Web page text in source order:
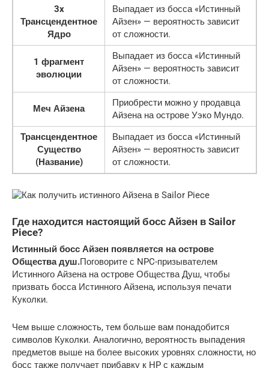
3x
Трансцендентное
Ядро
Выпадает из босса «Истинный
Айзен» — вероятность зависит
от сложности.
1 фрагмент
эволюции
Выпадает из босса «Истинный
Айзен» — вероятность зависит
от сложности.
Меч Айзена
Приобрести можно у продавца
Айзена на острове Уэко Мундо.
Трансцендентное
Существо
(Название)
Выпадает из босса «Истинный
Айзен» — вероятность зависит
от сложности.
Где находится настоящий босс Айзен в Sailor
Piece?
Истинный босс Айзен появляется на острове
Общества душ.Поговорите с NPC-призывателем
Истинного Айзена на острове Общества Душ, чтобы
призвать босса Истинного Айзена, используя печати
Куколки.
Чем выше сложность, тем больше вам понадобится
символов Куколки. Аналогично, вероятность выпадения
предметов выше на более высоких уровнях сложности, но
босс также получает прибавку к HP с каждым